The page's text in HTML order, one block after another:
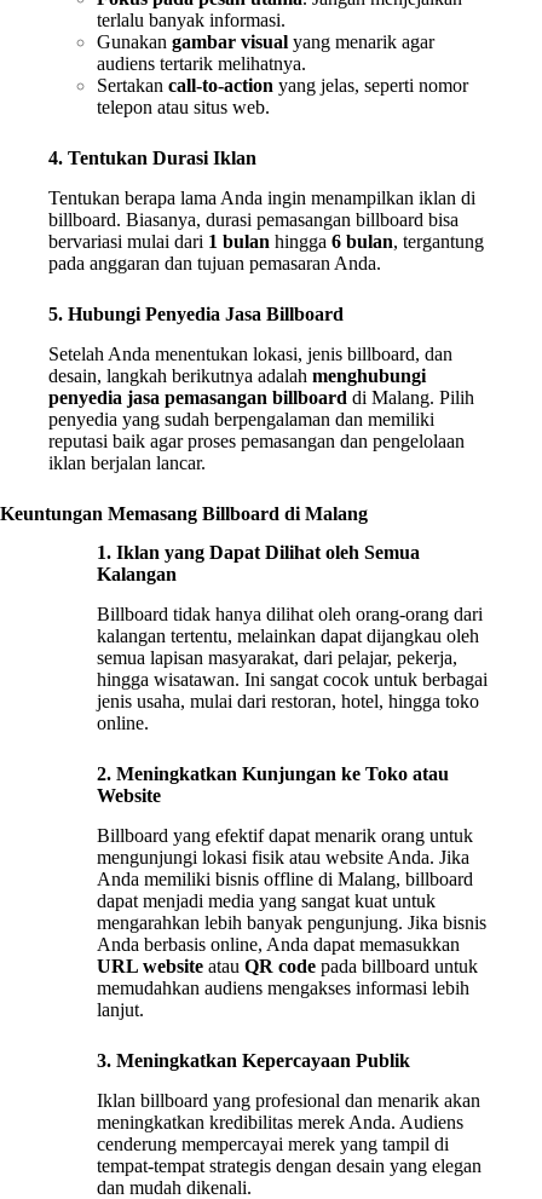
terlalu banyak informasi.
Gunakan gambar visual yang menarik agar
audiens tertarik melihatnya.
Sertakan call-to-action yang jelas, seperti nomor
telepon atau situs web.
4. Tentukan Durasi Iklan
Tentukan berapa lama Anda ingin menampilkan iklan di
billboard. Biasanya, durasi pemasangan billboard bisa
bervariasi mulai dari 1 bulan hingga 6 bulan, tergantung
pada anggaran dan tujuan pemasaran Anda.
5. Hubungi Penyedia Jasa Billboard
Setelah Anda menentukan lokasi, jenis billboard, dan
desain, langkah berikutnya adalah menghubungi
penyedia jasa pemasangan billboard di Malang. Pilih
penyedia yang sudah berpengalaman dan memiliki
reputasi baik agar proses pemasangan dan pengelolaan
iklan berjalan lancar.
Keuntungan Memasang Billboard di Malang
1. Iklan yang Dapat Dilihat oleh Semua
Kalangan
Billboard tidak hanya dilihat oleh orang-orang dari
kalangan tertentu, melainkan dapat dijangkau oleh
semua lapisan masyarakat, dari pelajar, pekerja,
hingga wisatawan. Ini sangat cocok untuk berbagai
jenis usaha, mulai dari restoran, hotel, hingga toko
online.
2. Meningkatkan Kunjungan ke Toko atau
Website
Billboard yang efektif dapat menarik orang untuk
mengunjungi lokasi fisik atau website Anda. Jika
Anda memiliki bisnis offline di Malang, billboard
dapat menjadi media yang sangat kuat untuk
mengarahkan lebih banyak pengunjung. Jika bisnis
Anda berbasis online, Anda dapat memasukkan
URL website atau QR code pada billboard untuk
memudahkan audiens mengakses informasi lebih
lanjut.
3. Meningkatkan Kepercayaan Publik
Iklan billboard yang profesional dan menarik akan
meningkatkan kredibilitas merek Anda. Audiens
cenderung mempercayai merek yang tampil di
tempat-tempat strategis dengan desain yang elegan
dan mudah dikenali.